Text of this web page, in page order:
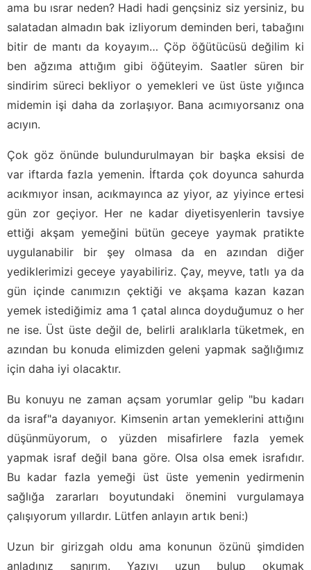
ama bu ısrar neden? Hadi hadi gençsiniz siz yersiniz, bu
salatadan almadın bak izliyorum deminden beri, tabağını
bitir de mantı da koyayım… Çöp öğütücüsü değilim ki
ben ağzıma attığım gibi öğüteyim. Saatler süren bir
sindirim süreci bekliyor o yemekleri ve üst üste yığınca
midemin işi daha da zorlaşıyor. Bana acımıyorsanız ona
acıyın.
Çok göz önünde bulundurulmayan bir başka eksisi de
var iftarda fazla yemenin. İftarda çok doyunca sahurda
acıkmıyor insan, acıkmayınca az yiyor, az yiyince ertesi
gün zor geçiyor. Her ne kadar diyetisyenlerin tavsiye
ettiği akşam yemeğini bütün geceye yaymak pratikte
uygulanabilir bir şey olmasa da en azından diğer
yediklerimizi geceye yayabiliriz. Çay, meyve, tatlı ya da
gün içinde canımızın çektiği ve akşama kazan kazan
yemek istediğimiz ama 1 çatal alınca doyduğumuz o her
ne ise. Üst üste değil de, belirli aralıklarla tüketmek, en
azından bu konuda elimizden geleni yapmak sağlığımız
için daha iyi olacaktır.
Bu konuyu ne zaman açsam yorumlar gelip "bu kadarı
da israf"a dayanıyor. Kimsenin artan yemeklerini attığını
düşünmüyorum, o yüzden misafirlere fazla yemek
yapmak israf değil bana göre. Olsa olsa emek israfıdır.
Bu kadar fazla yemeği üst üste yemenin yedirmenin
sağlığa zararları boyutundaki önemini vurgulamaya
çalışıyorum yıllardır. Lütfen anlayın artık beni:)
Uzun bir girizgah oldu ama konunun özünü şimdiden
anladınız sanırım. Yazıyı uzun bulup okumak